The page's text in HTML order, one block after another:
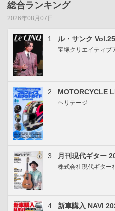
総合ランキング
2026年08月07日
1 ル・サンク
宝塚クリエイティブ
2 MOTORCYCLE
ヘリテージ
3 月刊現代ギター
株式会社現代ギター
4
新車購入 NAVI